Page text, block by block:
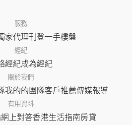
服務
家代理刊登一手樓盤
經紀
經紀成為經紀
關於我們
我的的團隊客戶推薦傳媒報導
有用資料
網上對答香港生活指南房貸